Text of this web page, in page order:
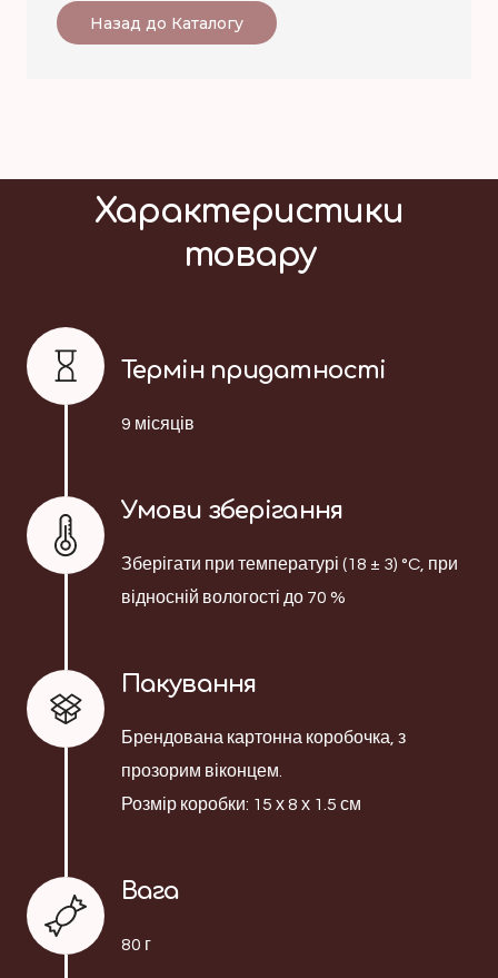
Назад до Каталогу
Характеристики
товару
Термін придатності
9 місяців
Умови зберігання
Зберігати при температурі (18 ± 3) °C, при
відносній вологості до 70 %
Пакування
Брендована картонна коробочка, з
прозорим віконцем.
Розмір коробки: 15 х 8 х 1.5 см
Вага
80 г